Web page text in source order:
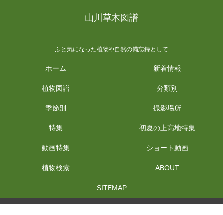
山川草木図譜
ふと気になった植物や自然の備忘録として
ホーム 新着情報
植物図譜 分類別
季節別 撮影場所
特集 初夏の上高地特集
動画特集 ショート動画
植物検索 ABOUT
SITEMAP